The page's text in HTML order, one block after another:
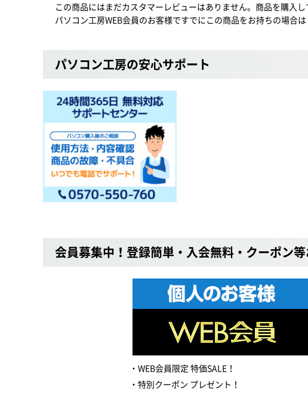
この商品にはまだカスタマーレビューはありません。商品を購入
パソコン工房WEB会員のお客様ですでにこの商品をお持ちの場合は
パソコン工房の安心サポート
会員募集中！登録簡単・入会無料・クーポン
WEB会員限定 特価SALE！
特別クーポン プレゼント！